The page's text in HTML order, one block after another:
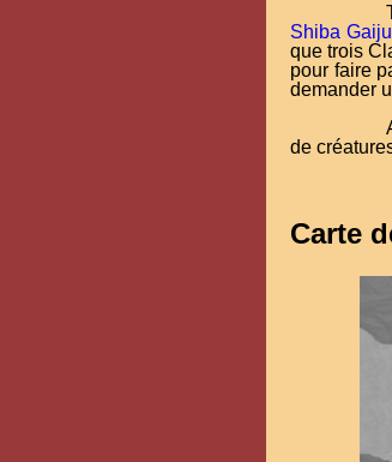
Shiba
que trois
pour faire
demander
de
Carte